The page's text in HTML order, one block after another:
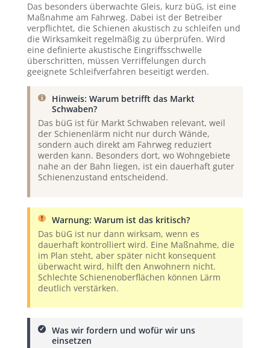
Das besonders überwachte Gleis, kurz büG, ist eine
Maßnahme am Fahrweg. Dabei ist der Betreiber
verpflichtet, die Schienen akustisch zu schleifen und
die Wirksamkeit regelmäßig zu überprüfen. Wird
eine definierte akustische Eingriffsschwelle
überschritten, müssen Verriffelungen durch
geeignete Schleifverfahren beseitigt werden.
Hinweis: Warum betrifft das Markt
Schwaben?
Das büG ist für Markt Schwaben relevant, weil
der Schienenlärm nicht nur durch Wände,
sondern auch direkt am Fahrweg reduziert
werden kann. Besonders dort, wo Wohngebiete
nahe an der Bahn liegen, ist ein dauerhaft guter
Schienenzustand entscheidend.
Warnung: Warum ist das kritisch?
Das büG ist nur dann wirksam, wenn es
dauerhaft kontrolliert wird. Eine Maßnahme, die
im Plan steht, aber später nicht konsequent
überwacht wird, hilft den Anwohnern nicht.
Schlechte Schienenoberflächen können Lärm
deutlich verstärken.
Was wir fordern und wofür wir uns
einsetzen